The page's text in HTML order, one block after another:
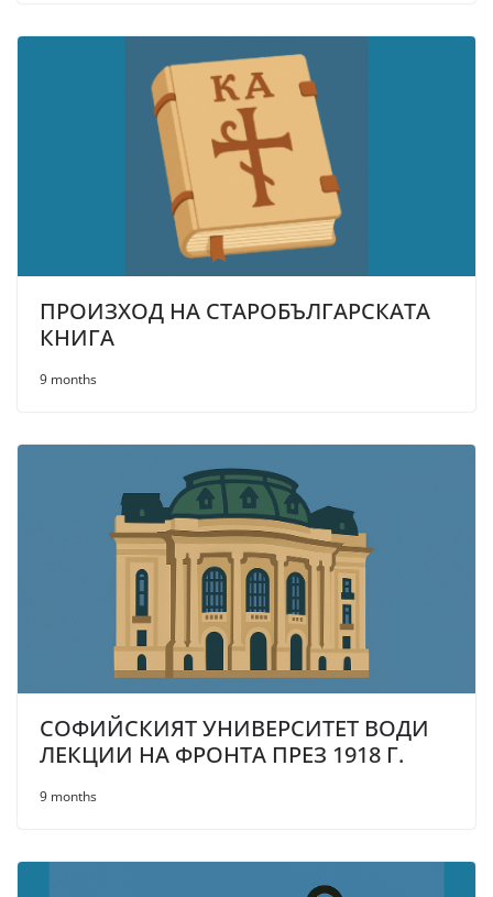
ПРОИЗХОД НА СТАРОБЪЛГАРСКАТА
КНИГА
9 months
СОФИЙСКИЯТ УНИВЕРСИТЕТ ВОДИ
ЛЕКЦИИ НА ФРОНТА ПРЕЗ 1918 Г.
9 months